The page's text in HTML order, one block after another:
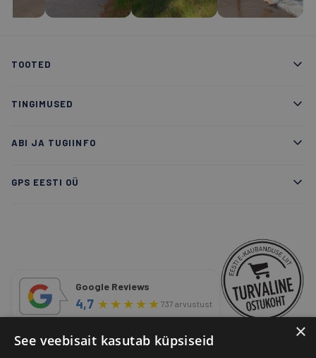
TOOTED
TINGIMUSED
ABI JA TUGIINFO
GPS EESTI OÜ
Google Reviews
4,7 ★★★★★ 737 arvustust
×
See veebisait kasutab küpsiseid